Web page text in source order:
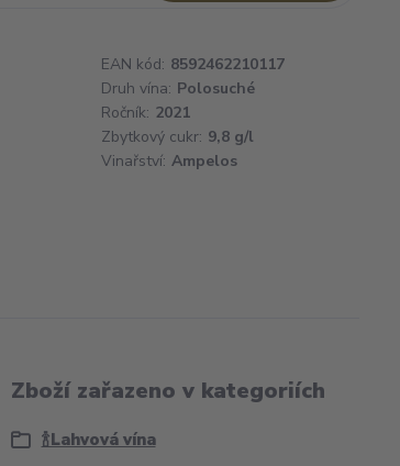
EAN kód: 8592462210117
Druh vína: Polosuché
Ročník: 2021
Zbytkový cukr: 9,8 g/l
Vinařství: Ampelos
Zboží zařazeno v kategoriích
🍾Lahvová vína